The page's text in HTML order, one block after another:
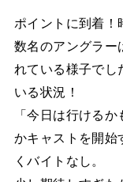
ポイントに到着！
数名のアングラー
れている様子でし
いる状況！
「今日は行ける
かキャストを開始
くバイトなし。